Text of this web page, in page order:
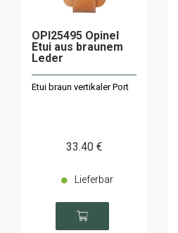
OPI25495 Opinel
Etui aus braunem
Leder
Etui braun vertikaler Port
33.40 €
Lieferbar